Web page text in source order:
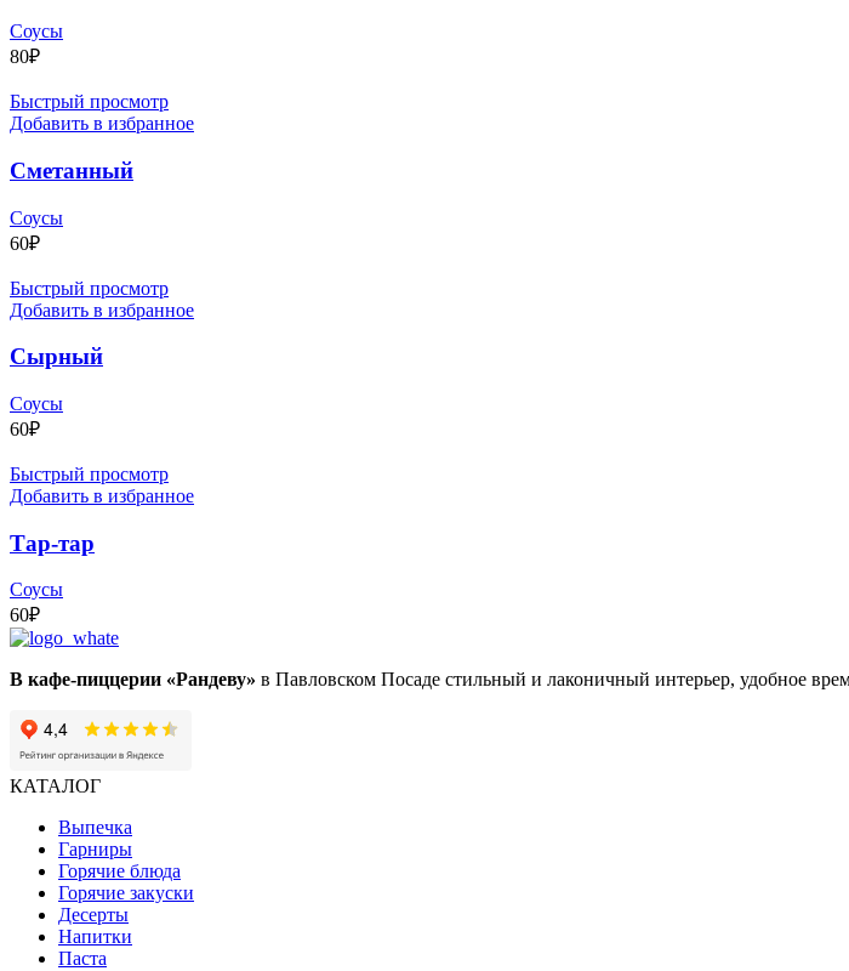
Соусы
80₽
Быстрый просмотр
Добавить в избранное
Сметанный
Соусы
60₽
Быстрый просмотр
Добавить в избранное
Сырный
Соусы
60₽
Быстрый просмотр
Добавить в избранное
Тар-тар
Соусы
60₽
В кафе-пиццерии «Рандеву» в Павловском Посаде стильный и лаконичный интерьер, удобное
КАТАЛОГ
Выпечка
Гарниры
Горячие блюда
Горячие закуски
Десерты
Напитки
Паста